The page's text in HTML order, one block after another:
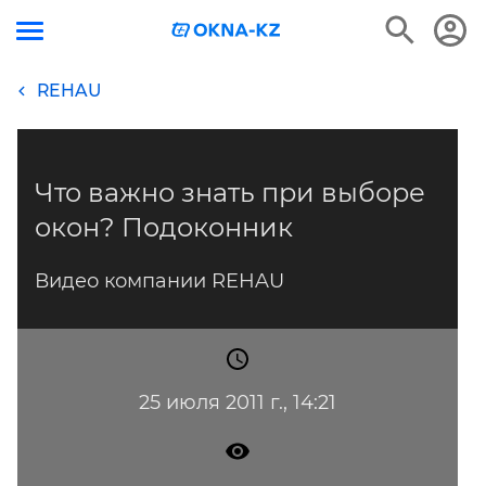
REHAU
Что важно знать при выборе
окон? Подоконник
Видео компании REHAU
25 июля 2011 г., 14:21